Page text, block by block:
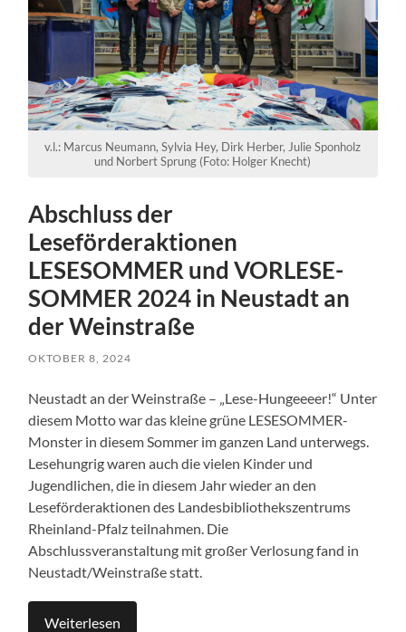
v.l.: Marcus Neumann, Sylvia Hey, Dirk Herber, Julie Sponholz
und Norbert Sprung (Foto: Holger Knecht)
Abschluss der
Leseförderaktionen
LESESOMMER und VORLESE-
SOMMER 2024 in Neustadt an
der Weinstraße
OKTOBER 8, 2024
Neustadt an der Weinstraße – „Lese-Hungeeeer!“ Unter
diesem Motto war das kleine grüne LESESOMMER-
Monster in diesem Sommer im ganzen Land unterwegs.
Lesehungrig waren auch die vielen Kinder und
Jugendlichen, die in diesem Jahr wieder an den
Leseförderaktionen des Landesbibliothekszentrums
Rheinland-Pfalz teilnahmen. Die
Abschlussveranstaltung mit großer Verlosung fand in
Neustadt/Weinstraße statt.
Weiterlesen